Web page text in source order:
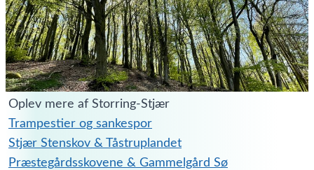
Oplev mere af Storring-Stjær
Trampestier og sankespor
Stjær Stenskov & Tåstruplandet
Præstegårdsskovene & Gammelgård Sø